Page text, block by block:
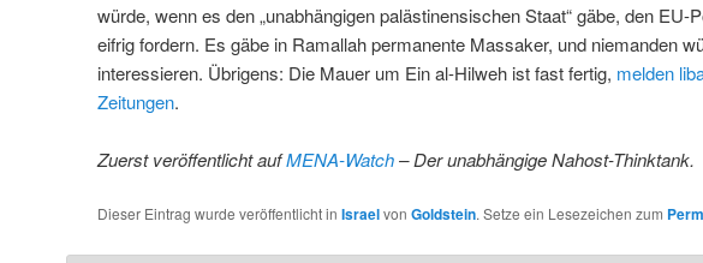
würde, wenn es den „unabhängigen palästinensischen Staat“ gäbe, den EU-
eifrig fordern. Es gäbe in Ramallah permanente Massaker, und niemanden
interessieren. Übrigens: Die Mauer um Ein al-Hilweh ist fast fertig, melden
Zeitungen.
Zuerst veröffentlicht aufMENA-Watch– Der unabhängige Nahost-Thinktank.
Dieser Eintrag wurde veröffentlicht in Israelvon Goldstein. Setze ein Lesezeichen zum